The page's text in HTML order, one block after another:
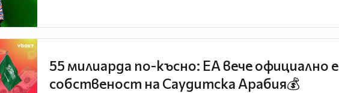
55 милиарда по-късно: EA вече официално е
собственост на Саудитска Арабия💰